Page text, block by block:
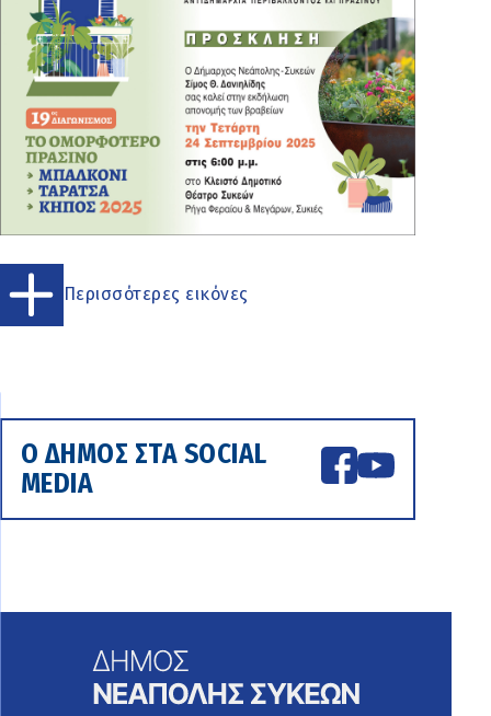
Περισσότερες εικόνες
Ο ΔΗΜΟΣ ΣΤΑ SOCIAL
MEDIA